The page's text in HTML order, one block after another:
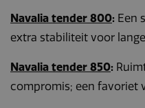
Navalia tender 800: Een
extra stabiliteit voor
Navalia tender 850:
compromis; een favoriet